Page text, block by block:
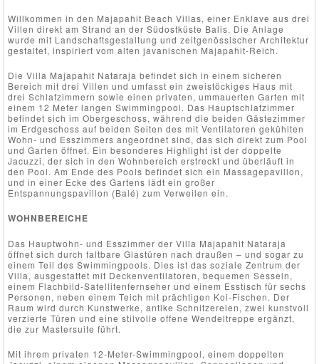
Willkommen in den Majapahit Beach Villas, einer Enklave aus drei
Villen direkt am Strand an der Südostküste Balis. Die Anlage
wurde mit Landschaftsgestaltung und zeitgenössischer Architektur
gestaltet, inspiriert vom alten javanischen Majapahit-Reich.
Die Villa Majapahit Nataraja befindet sich in einem sicheren
Bereich mit drei Villen und umfasst ein zweistöckiges Haus mit
drei Schlafzimmern sowie einen privaten, ummauerten Garten mit
einem 12 Meter langen Swimmingpool. Das Hauptschlafzimmer
befindet sich im Obergeschoss, während die beiden Gästezimmer
im Erdgeschoss auf beiden Seiten des mit Ventilatoren gekühlten
Wohn- und Esszimmers angeordnet sind, das sich direkt zum Pool
und Garten öffnet. Ein besonderes Highlight ist der doppelte
Jacuzzi, der sich in den Wohnbereich erstreckt und überläuft in
den Pool. Am Ende des Pools befindet sich ein Massagepavillon,
und in einer Ecke des Gartens lädt ein großer
Entspannungspavillon (Balé) zum Verweilen ein.
WOHNBEREICHE
Das Hauptwohn- und Esszimmer der Villa Majapahit Nataraja
öffnet sich durch faltbare Glastüren nach draußen – und sogar zu
einem Teil des Swimmingpools. Dies ist das soziale Zentrum der
Villa, ausgestattet mit Deckenventilatoren, bequemen Sesseln,
einem Flachbild-Satellitenfernseher und einem Esstisch für sechs
Personen, neben einem Teich mit prächtigen Koi-Fischen. Der
Raum wird durch Kunstwerke, antike Schnitzereien, zwei kunstvoll
verzierte Türen und eine stilvolle offene Wendeltreppe ergänzt,
die zur Mastersuite führt.
Mit ihrem privaten 12-Meter-Swimmingpool, einem doppelten